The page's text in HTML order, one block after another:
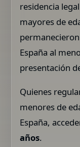
residencia
mayores de
España al
presentación
Quienes
menores de
España,
años.